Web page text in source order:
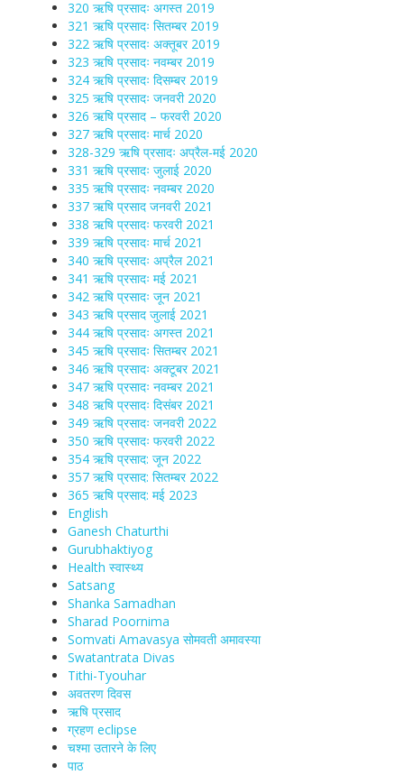
320 ऋषि प्रसादः अगस्त 2019
321 ऋषि प्रसादः सितम्बर 2019
322 ऋषि प्रसादः अक्तूबर 2019
323 ऋषि प्रसादः नवम्बर 2019
324 ऋषि प्रसादः दिसम्बर 2019
325 ऋषि प्रसादः जनवरी 2020
326 ऋषि प्रसाद – फरवरी 2020
327 ऋषि प्रसादः मार्च 2020
328-329 ऋषि प्रसादः अप्रैल-मई 2020
331 ऋषि प्रसादः जुलाई 2020
335 ऋषि प्रसादः नवम्बर 2020
337 ऋषि प्रसाद जनवरी 2021
338 ऋषि प्रसादः फरवरी 2021
339 ऋषि प्रसादः मार्च 2021
340 ऋषि प्रसादः अप्रैल 2021
341 ऋषि प्रसादः मई 2021
342 ऋषि प्रसादः जून 2021
343 ऋषि प्रसाद जुलाई 2021
344 ऋषि प्रसादः अगस्त 2021
345 ऋषि प्रसादः सितम्बर 2021
346 ऋषि प्रसादः अक्टूबर 2021
347 ऋषि प्रसादः नवम्बर 2021
348 ऋषि प्रसादः दिसंबर 2021
349 ऋषि प्रसादः जनवरी 2022
350 ऋषि प्रसादः फरवरी 2022
354 ऋषि प्रसाद: जून 2022
357 ऋषि प्रसाद: सितम्बर 2022
365 ऋषि प्रसाद: मई 2023
English
Ganesh Chaturthi
Gurubhaktiyog
Health स्वास्‍थ्‍य
Satsang
Shanka Samadhan
Sharad Poornima
Somvati Amavasya सोमवती अमावस्या
Swatantrata Divas
Tithi-Tyouhar
अवतरण दिवस
ऋषि प्रसाद
ग्रहण eclipse
चश्मा‍ उतारने के लिए
पाठ